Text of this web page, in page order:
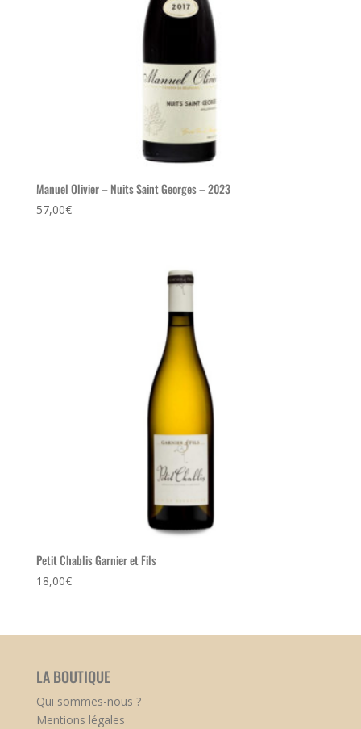
Manuel Olivier – Nuits Saint Georges – 2023
57,00€
Petit Chablis Garnier et Fils
18,00€
LA BOUTIQUE
Qui sommes-nous ?
Mentions légales